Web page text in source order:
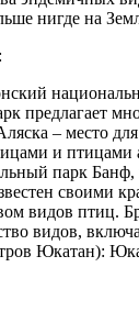
нигде на
предлагает
– место
и птицами
парк Банф,
своими
видов птиц.
видов,
Юкатан):